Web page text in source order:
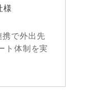
様
携で外出先
ト体制を実